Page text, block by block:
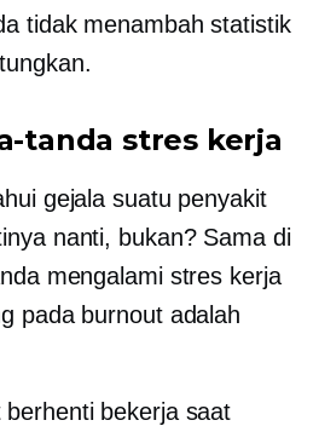
tidak menambah statistik
tanda stres kerja
gejala suatu penyakit
nanti, bukan? Sama di
mengalami stres kerja
pada burnout adalah
bekerja saat